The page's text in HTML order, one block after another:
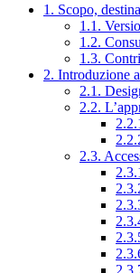
1. Scopo,
1.1.
1.2.
1.3.
2. Introduzione
2.1.
2.2.
2.3.